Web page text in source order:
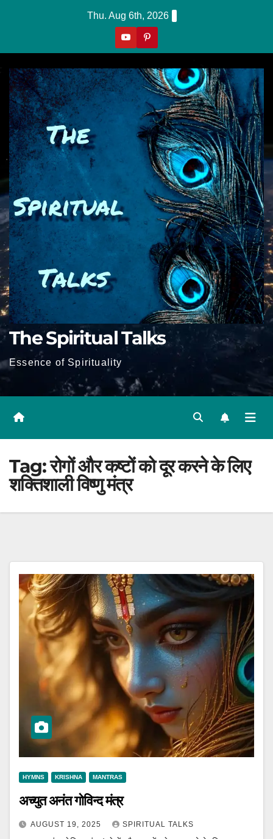
Thu. Aug 6th, 2026
The Spiritual Talks
Essence of Spirituality
Tag:रोगों और कष्टों को दूर करने के लिए
शक्तिशाली विष्णु मंत्र
HYMNS KRISHNA MANTRAS
अच्युत अनंत गोविन्द मंत्र
AUGUST 19, 2025 SPIRITUAL TALKS